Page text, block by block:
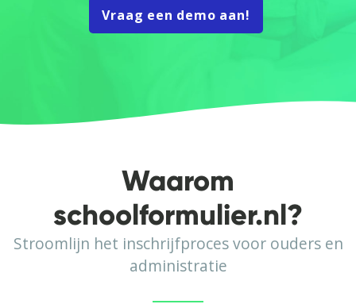
Vraag een demo aan!
Waarom
schoolformulier.nl?
Stroomlijn het inschrijfproces voor ouders en
administratie